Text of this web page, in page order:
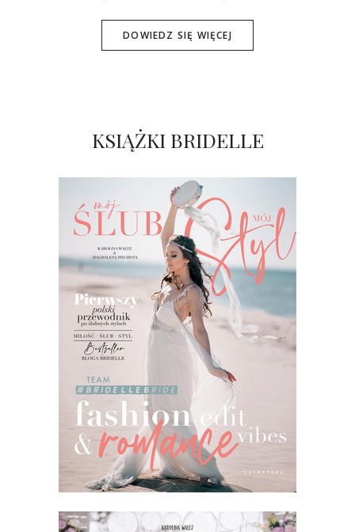
DOWIEDZ SIĘ WIĘCEJ
KSIĄŻKI BRIDELLE